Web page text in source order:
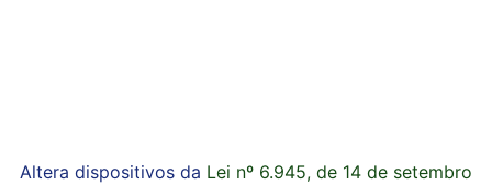
Altera dispositivos da Lei nº 6.945, de 14 de setembro